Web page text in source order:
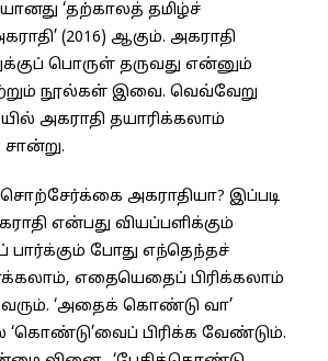
‘தற்காலத் தமிழ்ச்
(2016) ஆகும். அகராதி
பொருள் தருவது என்னும்
நூல்கள் இவை. வெவ்வேறு
அகராதி தயாரிக்கலாம்
அகராதியா? இப்படி
என்பது வியப்பளிக்கும்
பார்க்கும் போது எந்தெந்தச்
எதையெதைப் பிரிக்கலாம்
‘அதைக் கொண்டு வா’
பிரிக்க வேண்டும்.